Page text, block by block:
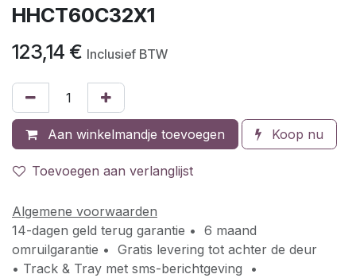
HHCT60C32X1
123,14 € Inclusief BTW
Aan winkelmandje toevoegen Koop nu
Toevoegen aan verlanglijst
Algemene voorwaarden
14-dagen geld terug garantie • 6 maand
omruilgarantie • Gratis levering tot achter de deur
• Track & Tray met sms-berichtgeving •